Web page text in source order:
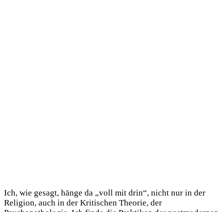
Ich, wie gesagt, hänge da „voll mit drin“, nicht nur in der
Religion, auch in der Kritischen Theorie, der